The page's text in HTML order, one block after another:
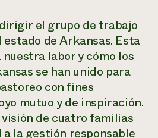
el grupo de trabajo
de Arkansas. Esta
labor y cómo los
se han unido para
con fines
mutuo y de inspiración.
de cuatro familias
la gestión responsable